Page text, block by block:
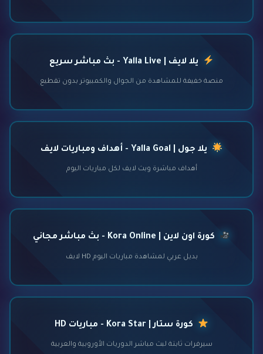
يلا لايف | Yalla Live - بث مباشر سريع
منصة خفيفة للمشاهدة من الجوال والكمبيوتر بدون تقطيع
يلا جول | Yalla Goal - أهداف ومباريات لايف
أهداف مباشرة وبث لايف لكل مباريات اليوم
كورة اون لاين | Kora Online - بث مباشر مجاني
بديل عربي لمشاهدة مباريات اليوم HD لايف
كورة ستار | Kora Star - مباريات HD
سيرفرات ثابتة لبث مباشر الدوريات الأوروبية والعربية